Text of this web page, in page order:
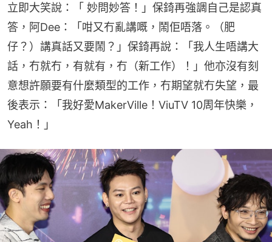
立即大笑說：「 妙問妙答！」保錡再強調自己是認真
答，阿Dee：「咁又冇亂講嘅，鬧佢唔落。（肥
仔？）講真話又要鬧？」保錡再說：「我人生唔講大
話，冇就冇，有就有，冇（新工作）！」他亦沒有刻
意想許願要有什麼類型的工作，冇期望就冇失望，最
後表示：「我好愛MakerVille！ViuTV 10周年快樂，
Yeah！」